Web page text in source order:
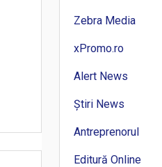
Zebra Media
xPromo.ro
Alert News
Știri News
Antreprenorul
Editură Online